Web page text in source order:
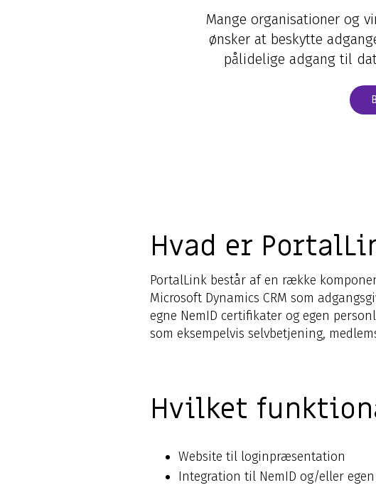
Mange organisationer og
ønsker at beskytte
pålidelige adgang til
Hvad er
PortalLink består af en række
Microsoft Dynamics CRM som
egne NemID certifikater og egen
som eksempelvis selvbetjening,
Hvilket
Website til loginpræsentation
Integration til NemID og/eller